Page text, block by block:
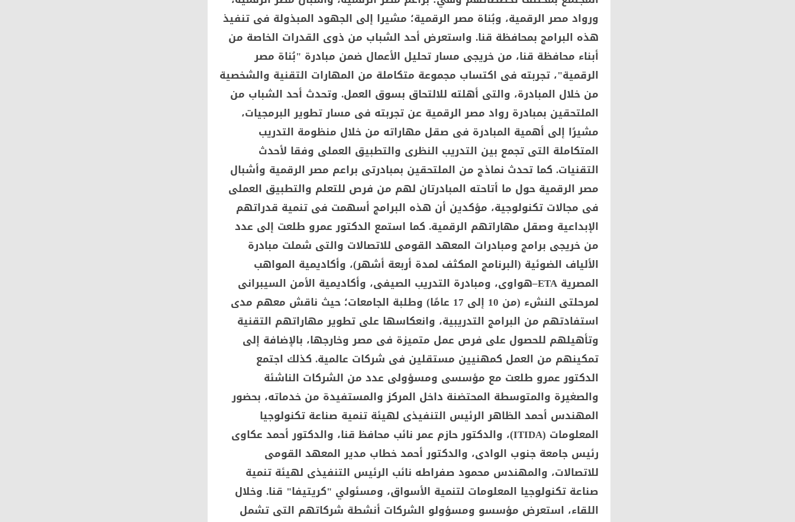
ورواد مصر الرقمية، وبُناة مصر الرقمية؛ مشيرا إلى الجهود المبذولة فى تنفيذ
هذه البرامج بمحافظة قنا. واستعرض أحد الشباب من ذوى القدرات الخاصة من
أبناء محافظة قنا، من خريجى مسار تحليل الأعمال ضمن مبادرة "بُناة مصر
الرقمية"، تجربته فى اكتساب مجموعة متكاملة من المهارات التقنية والشخصية
من خلال المبادرة، والتى أهلته للالتحاق بسوق العمل. وتحدث أحد الشباب من
الملتحقين بمبادرة رواد مصر الرقمية عن تجربته فى مسار تطوير البرمجيات،
مشيرًا إلى أهمية المبادرة فى صقل مهاراته من خلال منظومة التدريب
المتكاملة التى تجمع بين التدريب النظرى والتطبيق العملى وفقا لأحدث
التقنيات. كما تحدث نماذج من الملتحقين بمبادرتى براعم مصر الرقمية وأشبال
مصر الرقمية حول ما أتاحته المبادرتان لهم من فرص للتعلم والتطبيق العملى
فى مجالات تكنولوجية، مؤكدين أن هذه البرامج أسهمت فى تنمية قدراتهم
الإبداعية وصقل مهاراتهم الرقمية. كما استمع الدكتور عمرو طلعت إلى عدد
من خريجى برامج ومبادرات المعهد القومى للاتصالات والتى شملت مبادرة
الألياف الضوئية (البرنامج المكثف لمدة أربعة أشهر)، وأكاديمية المواهب
المصرية ETA–هواوى، ومبادرة التدريب الصيفى، وأكاديمية الأمن السيبرانى
لمرحلتى النشء (من 10 إلى 17 عامًا) وطلبة الجامعات؛ حيث ناقش معهم مدى
استفادتهم من البرامج التدريبية، وانعكاسها على تطوير مهاراتهم التقنية
وتأهيلهم للحصول على فرص عمل متميزة فى مصر وخارجها، بالإضافة إلى
تمكينهم من العمل كمهنيين مستقلين فى شركات عالمية. كذلك اجتمع
الدكتور عمرو طلعت مع مؤسسى ومسؤولى عدد من الشركات الناشئة
والصغيرة والمتوسطة المحتضنة داخل المركز والمستفيدة من خدماته، بحضور
المهندس أحمد الظاهر الرئيس التنفيذى لهيئة تنمية صناعة تكنولوجيا
المعلومات (ITIDA)، والدكتور حازم عمر نائب محافظ قنا، والدكتور أحمد عكاوى
رئيس جامعة جنوب الوادى، والدكتور أحمد خطاب مدير المعهد القومى
للاتصالات، والمهندس محمود صفراطه نائب الرئيس التنفيذى لهيئة تنمية
صناعة تكنولوجيا المعلومات لتنمية الأسواق، ومسئولي "كريتيفا" قنا. وخلال
اللقاء، استعرض مؤسسو ومسؤولو الشركات أنشطة شركاتهم التى تشمل